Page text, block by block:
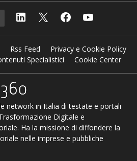
Rss Feed
Privacy e Cookie Policy
Specialistici
Cookie Center
network in Italia di testate e portali
Digitale e
Ha la missione di diffondere la
nelle imprese e pubbliche